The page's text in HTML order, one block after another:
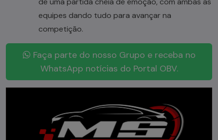
equipes dando tudo para avançar na
competição.
Faça parte do nosso Grupo e receba no
WhatsApp notícias do Portal OBV.